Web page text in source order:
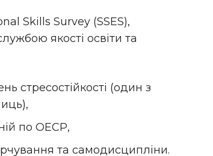
Skills Survey (SSES),
якості освіти та
стресостійкості (один з
по ОЕСР,
та самодисципліни.